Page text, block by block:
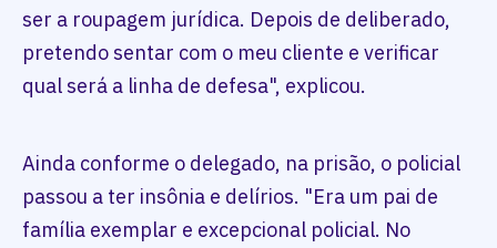
ser a roupagem jurídica. Depois de deliberado,
pretendo sentar com o meu cliente e verificar
qual será a linha de defesa", explicou.
Ainda conforme o delegado, na prisão, o policial
passou a ter insônia e delírios. "Era um pai de
família exemplar e excepcional policial. No